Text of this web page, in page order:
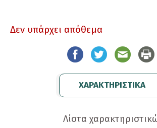
Δεν υπάρχει απόθεμα
ΧΑΡΑΚΤΗΡΙΣΤΙΚΑ
Λίστα